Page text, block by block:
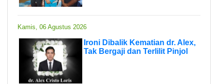
Kamis, 06 Agustus 2026
Ironi Dibalik Kematian dr. Alex,
Tak Bergaji dan Terlilit Pinjol